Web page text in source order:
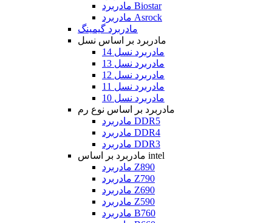
مادربرد Biostar
مادربرد Asrock
مادربرد گیمینگ
مادربرد بر اساس نسل
مادربرد نسل 14
مادربرد نسل 13
مادربرد نسل 12
مادربرد نسل 11
مادربرد نسل 10
مادربرد بر اساس نوع رم
مادربرد DDR5
مادربرد DDR4
مادربرد DDR3
مادربرد بر اساس intel
مادربرد Z890
مادربرد Z790
مادربرد Z690
مادربرد Z590
مادربرد B760